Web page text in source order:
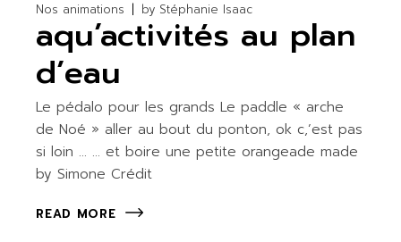
Nos animations by Stéphanie Isaac
aqu’activités au plan
d’eau
Le pédalo pour les grands Le paddle « arche
de Noé » aller au bout du ponton, ok c,’est pas
si loin … … et boire une petite orangeade made
by Simone Crédit
READ MORE